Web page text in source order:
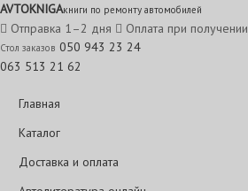
AVTOKNIGAкниги по ремонту автомобилей
Отправка 1–2 дня Оплата при получении
Стол заказов 050 943 23 24
063 513 21 62
Главная
Каталог
Доставка и оплата